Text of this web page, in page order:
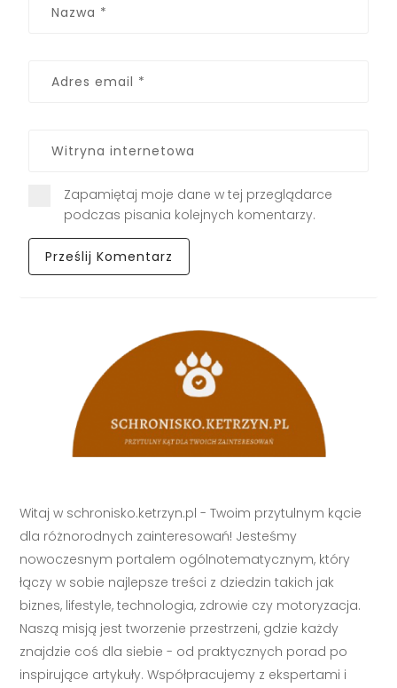
Zapamiętaj moje dane w tej przeglądarce
podczas pisania kolejnych komentarzy.
Witaj w schronisko.ketrzyn.pl - Twoim przytulnym kącie
dla różnorodnych zainteresowań! Jesteśmy
nowoczesnym portalem ogólnotematycznym, który
łączy w sobie najlepsze treści z dziedzin takich jak
biznes, lifestyle, technologia, zdrowie czy motoryzacja.
Naszą misją jest tworzenie przestrzeni, gdzie każdy
znajdzie coś dla siebie - od praktycznych porad po
inspirujące artykuły. Współpracujemy z ekspertami i